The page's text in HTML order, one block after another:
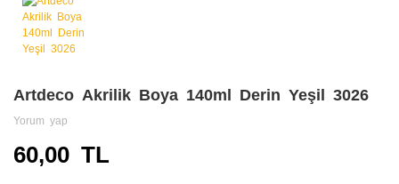
Artdeco Akrilik Boya 140ml Derin Yeşil 3026
Yorum yap
60,00 TL